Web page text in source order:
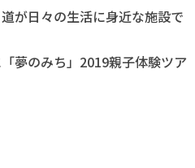
が日々の生活に身近な施設で
夢のみち」2019親子体験ツア